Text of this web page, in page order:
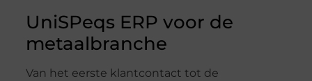
UniSPeqs ERP voor de
metaalbranche
Van het eerste klantcontact tot de